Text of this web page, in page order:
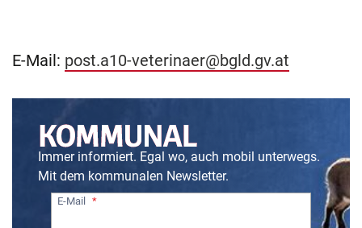
E-Mail: post.a10-veterinaer@bgld.gv.at
Immer informiert. Egal wo, auch mobil unterwegs.
Mit dem kommunalen Newsletter.
E-Mail